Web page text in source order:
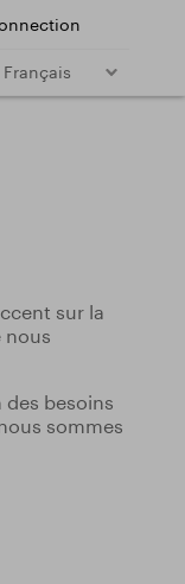
Français
sur la
nous
besoins
sommes